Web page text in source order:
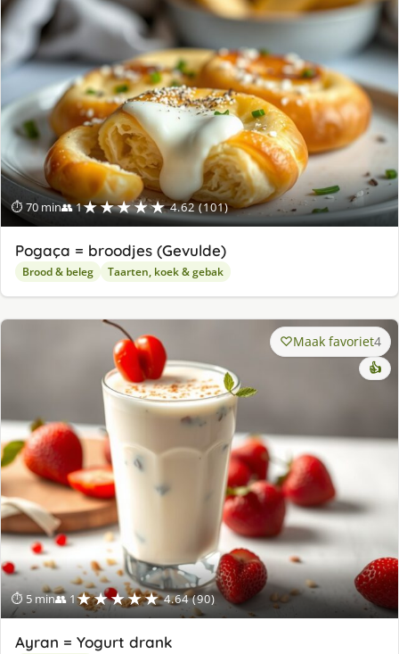
⏱ 70 min👥 1★★★★★ 4.62 (101)
Pogaça = broodjes (Gevulde)
Brood & beleg Taarten, koek & gebak
⏱ 5 min👥 1★★★★★ 4.64 (90)
Maak favoriet4
👍
Ayran = Yogurt drank